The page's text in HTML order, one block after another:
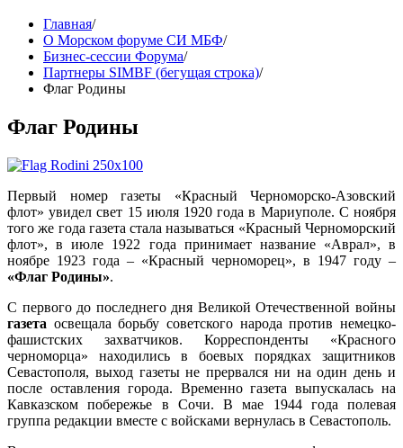
Главная/
О Морском форуме СИ МБФ/
Бизнес-сессии Форума/
Партнеры SIMBF (бегущая строка)/
Флаг Родины
Флаг Родины
Первый номер газеты «Красный Черноморско-Азовский
флот» увидел свет 15 июля 1920 года в Мариуполе. С ноября
того же года газета стала называться «Красный Черноморский
флот», в июле 1922 года принимает название «Аврал», в
ноябре 1923 года – «Красный черноморец», в 1947 году –
«Флаг Родины».
С первого до последнего дня Великой Отечественной войны
газета освещала борьбу советского народа против немецко-
фашистских захватчиков. Корреспонденты «Красного
черноморца» находились в боевых порядках защитников
Севастополя, выход газеты не прервался ни на один день и
после оставления города. Временно газета выпускалась на
Кавказском побережье в Сочи. В мае 1944 года полевая
группа редакции вместе с войсками вернулась в Севастополь.